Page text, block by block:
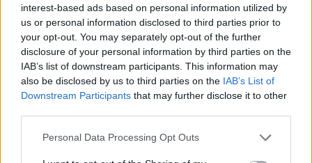
interest-based ads based on personal information utilized by
us or personal information disclosed to third parties prior to
your opt-out. You may separately opt-out of the further
disclosure of your personal information by third parties on the
IAB’s list of downstream participants. This information may
also be disclosed by us to third parties on the IAB’s List of
Downstream Participants that may further disclose it to other
Personal Data Processing Opt Outs
Į Klaipėdą iš emigracijos
grįžusi Karina Kučinskienė
įvardijo didžiausią savo
Jūros šventę anksčiau
puošęs Anatolijus
Klemencovas: gal jau